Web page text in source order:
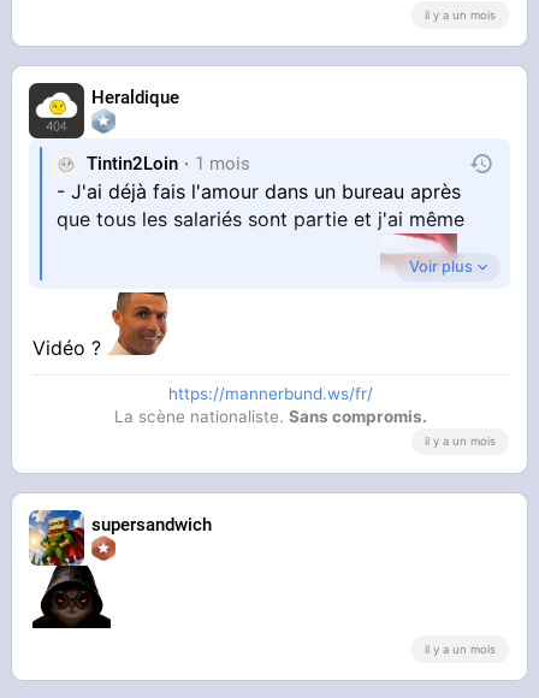
il y a un mois
Heraldique
Tintin2Loin 1 mois
- J'ai déjà fais l'amour dans un bureau après
que tous les salariés sont partie et j'ai même
mangé regarder la télé jusqu'à 22h
Voir plus
Vidéo ?
https://mannerbund.ws/fr/
La scène nationaliste.Sans compromis.
il y a un mois
supersandwich
il y a un mois